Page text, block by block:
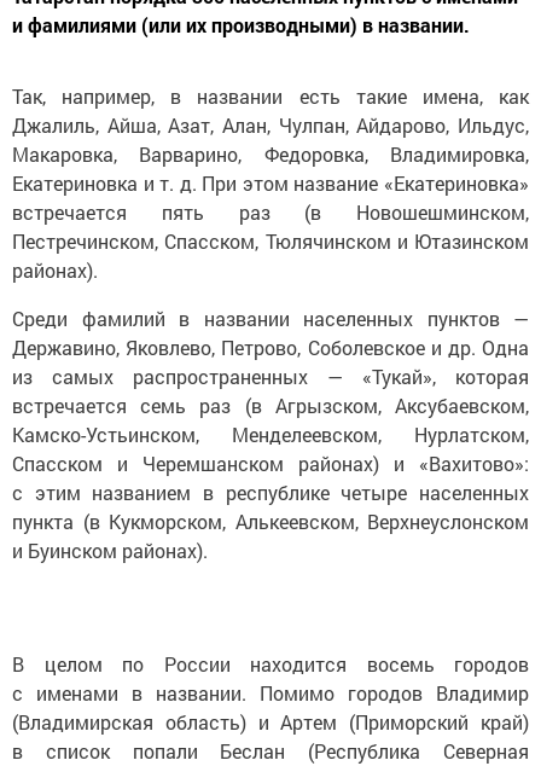
и фамилиями (или их производными) в названии.
Так, например, в названии есть такие имена, как
Джалиль, Айша, Азат, Алан, Чулпан, Айдарово, Ильдус,
Макаровка, Варварино, Федоровка, Владимировка,
Екатериновка и т. д. При этом название «Екатериновка»
встречается пять раз (в Новошешминском,
Пестречинском, Спасском, Тюлячинском и Ютазинском
районах).
Среди фамилий в названии населенных пунктов —
Державино, Яковлево, Петрово, Соболевское и др. Одна
из самых распространенных — «Тукай», которая
встречается семь раз (в Агрызском, Аксубаевском,
Камско-Устьинском, Менделеевском, Нурлатском,
Спасском и Черемшанском районах) и «Вахитово»:
с этим названием в республике четыре населенных
пункта (в Кукморском, Алькеевском, Верхнеуслонском
и Буинском районах).
В целом по России находится восемь городов
с именами в названии. Помимо городов Владимир
(Владимирская область) и Артем (Приморский край)
в список попали Беслан (Республика Северная